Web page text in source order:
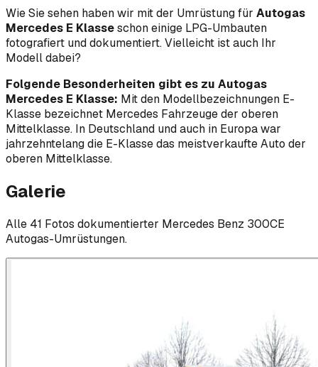
Wie Sie sehen haben wir mit der Umrüstung für Autogas
Mercedes E Klasseschon einige LPG-Umbauten
fotografiert und dokumentiert. Vielleicht ist auch Ihr
Modell dabei?
Folgende Besonderheiten gibt es zu Autogas
Mercedes E Klasse: Mit den Modellbezeichnungen E-
Klasse bezeichnet Mercedes Fahrzeuge der oberen
Mittelklasse. In Deutschland und auch in Europa war
jahrzehntelang die E-Klasse das meistverkaufte Auto der
oberen Mittelklasse.
Galerie
Alle 41 Fotos dokumentierter Mercedes Benz 300CE
Autogas-Umrüstungen.